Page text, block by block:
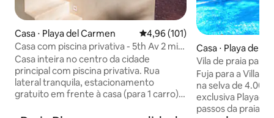
Casa ⋅ Playa del Carmen 4,96 de uma avaliação média de
4,96 (101)
Casa com piscina privativa - 5th Av 2 min
- Praia 8 min a pé
Casa inteira no centro da cidade
principal com piscina privativa. Rua
lateral tranquila, estacionamento
gratuito em frente à casa (para 1 carro)
Casa ⋅ Playa del
Vila de praia para
de piscina enorme
Fuja para a Villa
na selva de 4.000
exclusiva Playacar
passos da praia.